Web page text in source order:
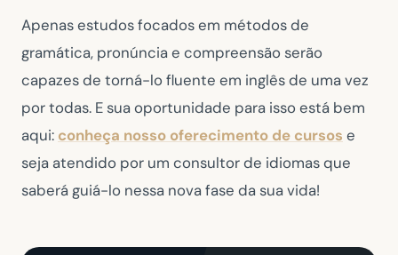
Apenas estudos focados em métodos de
gramática, pronúncia e compreensão serão
capazes de torná-lo fluente em inglês de uma vez
por todas. E sua oportunidade para isso está bem
aqui: conheça nosso oferecimento de cursos e
seja atendido por um consultor de idiomas que
saberá guiá-lo nessa nova fase da sua vida!